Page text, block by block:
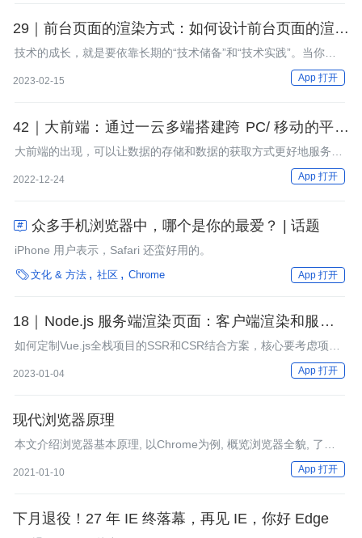
29｜前台页面的渲染方式：如何设计前台页面的渲染
策略？
技术的成长，就是要依靠长期的“技术储备”和“技术实践”。当你遇
到任何技术问题，都能想到使用以前学过的“技术点”，并且比以前
更加得心应手地设计技术方案，实现技术功能。那么恭喜你，你的
2023-02-15 App 打开
42｜大前端：通过一云多端搭建跨 PC/ 移动的平台
应用
大前端的出现，可以让数据的存储和数据的获取方式更好地服务于
2022-12-24 App 打开
 众多手机浏览器中，哪个是你的最爱？ | 话题
iPhone 用户表示，Safari 还蛮好用的。
文化 & 方法 社区 Chrome App 打开
18｜Node.js 服务端渲染页面：客户端渲染和服务端
渲染有何区别？
如何定制Vue.js全栈项目的SSR和CSR结合方案，核心要考虑项目
的前后端耦合或者解构的情况，同时还要考虑到国内大厂的前后端
分离的技术趋势。
2023-01-04 App 打开
现代浏览器原理
本文介绍浏览器基本原理, 以Chrome为例, 概览浏览器全貌, 了解
2021-01-10 App 打开
下月退役！27 年 IE 终落幕，再见 IE，你好 Edge